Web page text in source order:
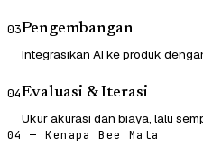
03Pengembangan
Integrasikan AI ke produk
04Evaluasi & Iterasi
Ukur akurasi dan biaya, lalu
04 — Kenapa Bee Mata